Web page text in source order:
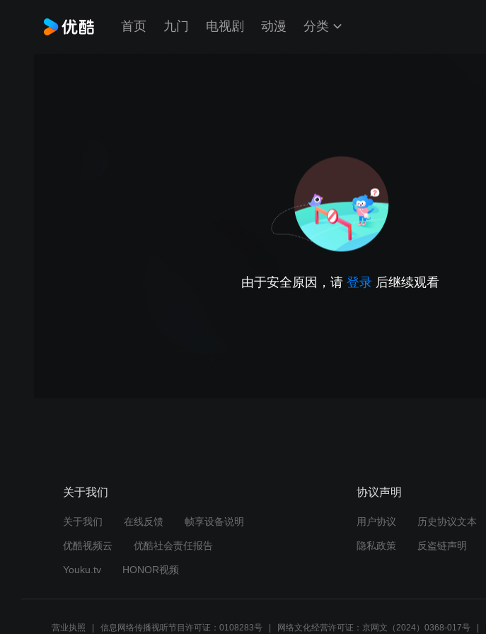
首页 九门 电视剧 动漫 分类
由于安全原因，请 登录 后继续观看
关于我们
关于我们 在线反馈 帧享设备说明
优酷视频云 优酷社会责任报告
Youku.tv HONOR视频
协议声明
用户协议 历史协议文本
隐私政策 反盗链声明
营业执照 信息网络传播视听节目许可证：0108283号 网络文化经营许可证：京网文（2024）0368-017号